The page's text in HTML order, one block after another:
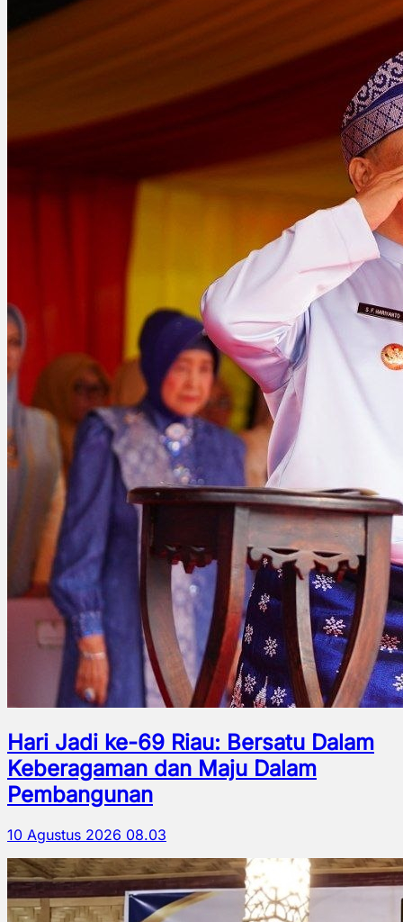
Hari Jadi ke-69 Riau: Bersatu Dalam
Keberagaman dan Maju Dalam
Pembangunan
10 Agustus 2026 08.03